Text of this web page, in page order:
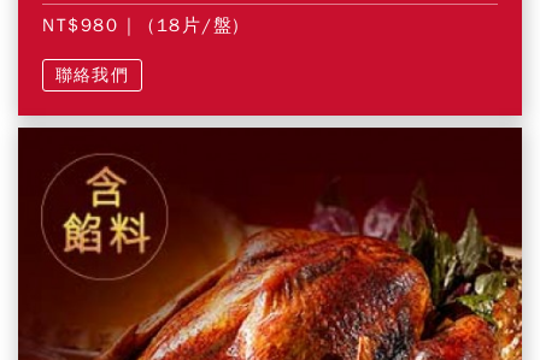
NT$980 | (18片/盤)
聯絡我們